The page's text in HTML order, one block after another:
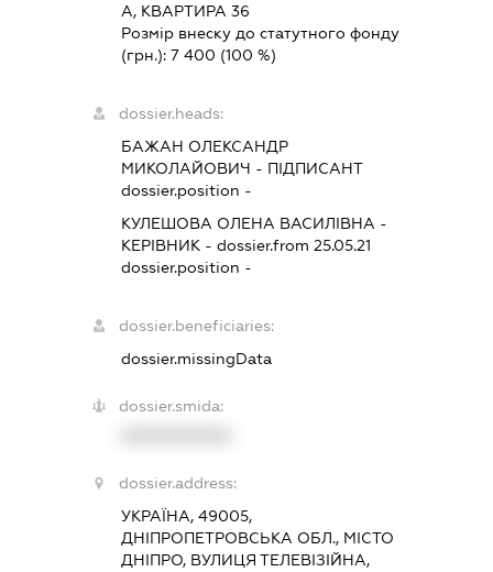
А, КВАРТИРА 36
Розмір внеску до статутного фонду
(грн.): 7 400 (100 %)
dossier.heads:
БАЖАН ОЛЕКСАНДР
МИКОЛАЙОВИЧ - ПІДПИСАНТ
dossier.position -
КУЛЕШОВА ОЛЕНА ВАСИЛІВНА -
КЕРІВНИК- dossier.from 25.05.21
dossier.position -
dossier.beneficiaries:
dossier.missingData
dossier.smida:
dossier.address:
УКРАЇНА, 49005,
ДНІПРОПЕТРОВСЬКА ОБЛ., МІСТО
ДНІПРО, ВУЛИЦЯ ТЕЛЕВІЗІЙНА,